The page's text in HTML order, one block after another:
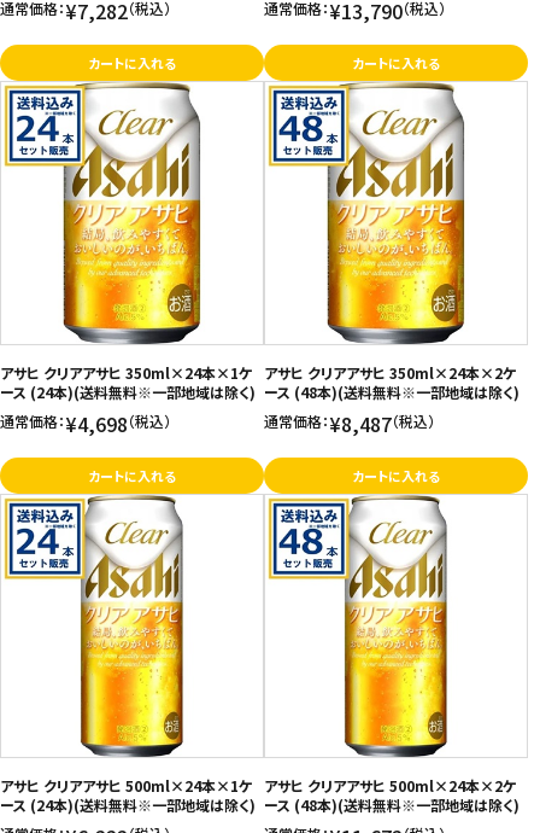
通常価格：¥7,282（税込）
カートに入れる
通常価格：¥13,790（税込）
カートに入れる
アサヒ クリアアサヒ 350ml×24本×1ケ
ース (24本)(送料無料※一部地域は除く)
通常価格：¥4,698（税込）
カートに入れる
アサヒ クリアアサヒ 350ml×24本×2ケ
ース (48本)(送料無料※一部地域は除く)
通常価格：¥8,487（税込）
カートに入れる
アサヒ クリアアサヒ 500ml×24本×1ケ
ース (24本)(送料無料※一部地域は除く)
アサヒ クリアアサヒ 500ml×24本×2ケ
ース (48本)(送料無料※一部地域は除く)